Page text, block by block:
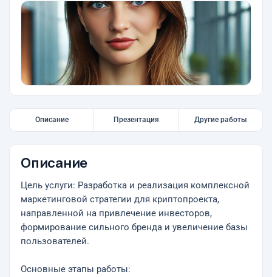
Описание Презентация Другие работы
Описание
Цель услуги: Разработка и реализация комплексной
маркетинговой стратегии для криптопроекта,
направленной на привлечение инвесторов,
формирование сильного бренда и увеличение базы
пользователей.
Основные этапы работы: